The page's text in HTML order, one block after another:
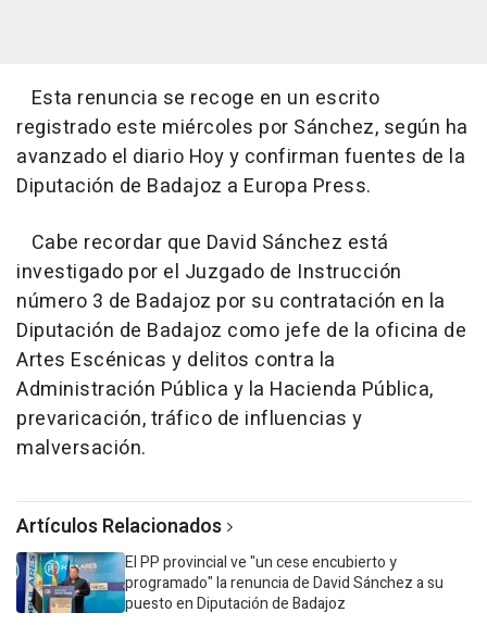
Esta renuncia se recoge en un escrito
registrado este miércoles por Sánchez, según ha
avanzado el diario Hoy y confirman fuentes de la
Diputación de Badajoz a Europa Press.
Cabe recordar que David Sánchez está
investigado por el Juzgado de Instrucción
número 3 de Badajoz por su contratación en la
Diputación de Badajoz como jefe de la oficina de
Artes Escénicas y delitos contra la
Administración Pública y la Hacienda Pública,
prevaricación, tráfico de influencias y
malversación.
Artículos Relacionados
El PP provincial ve "un cese encubierto y
programado" la renuncia de David Sánchez a su
puesto en Diputación de Badajoz